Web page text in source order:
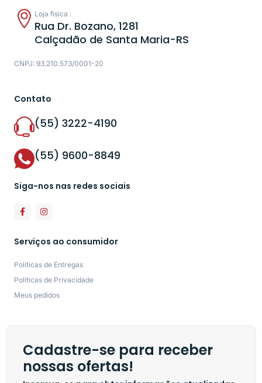
Loja física :
Rua Dr. Bozano, 1281
Calçadão de Santa Maria-RS
CNPJ: 93.210.573/0001-20
Contato
(55) 3222-4190
(55) 9600-8849
Siga-nos nas redes sociais
Serviços ao consumidor
Políticas de Entregas
Políticas de Privacidade
Meus pedidos
Cadastre-se para receber
nossas ofertas!